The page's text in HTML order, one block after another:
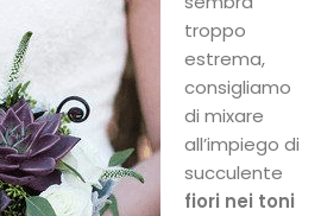
troppo
estrema,
consigliamo
di mixare
all’impiego di
succulente
fiori nei toni